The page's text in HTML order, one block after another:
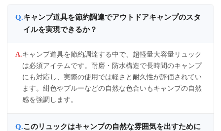
キャンプ道具を節約調達でアウトドアキャンプのスタ
イルを実現できるか？
キャンプ道具を節約調達する中で、超軽量大容量リュック
は必須アイテムです。耐磨・防水構造で長時間のキャンプ
にも対応し、実際の使用では軽さと耐久性が評価されてい
ます。紺色やブルーなどの自然な色合いもキャンプの自然
感を強調します。
このリュックはキャンプの自然な雰囲気を出すために